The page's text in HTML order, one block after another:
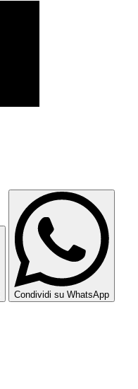
Condividi su WhatsApp